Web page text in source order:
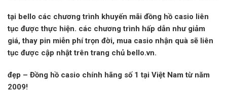
tại bello các chương trình khuyến mãi đồng hồ casio liên
tục được thực hiện. các chương trình hấp dẫn như giảm
giá, thay pin miễn phí trọn đời, mua casio nhận quà sẽ liên
tục được cập nhật trên trang chủ bello.vn.
đẹp – Đồng hồ casio chính hãng số 1 tại Việt Nam từ năm
2009!